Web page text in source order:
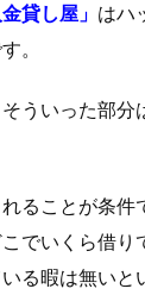
貸し屋」 はハ
。
ういった部分
ることが条件
でいくら借り
る暇は無いと